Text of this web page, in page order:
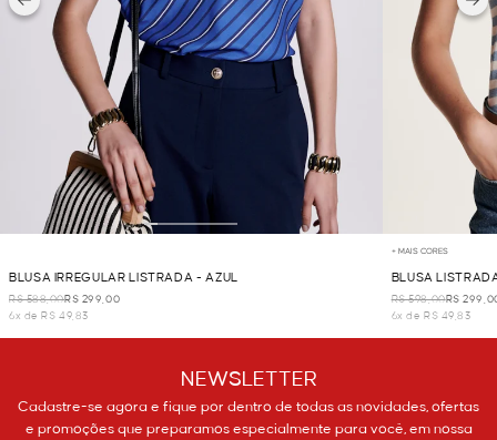
BLUSA IRREGULAR LISTRADA - AZUL
R$ 588,00R$ 299,00
6x de R$ 49,83
+ MAIS CORES
BLUSA
R$ 598,00R$
6x de R$ 49,83
NEWSLETTER
Cadastre-se agora e fique por dentro de todas as novidades, ofertas
e promoções que preparamos especialmente para você, em nossa